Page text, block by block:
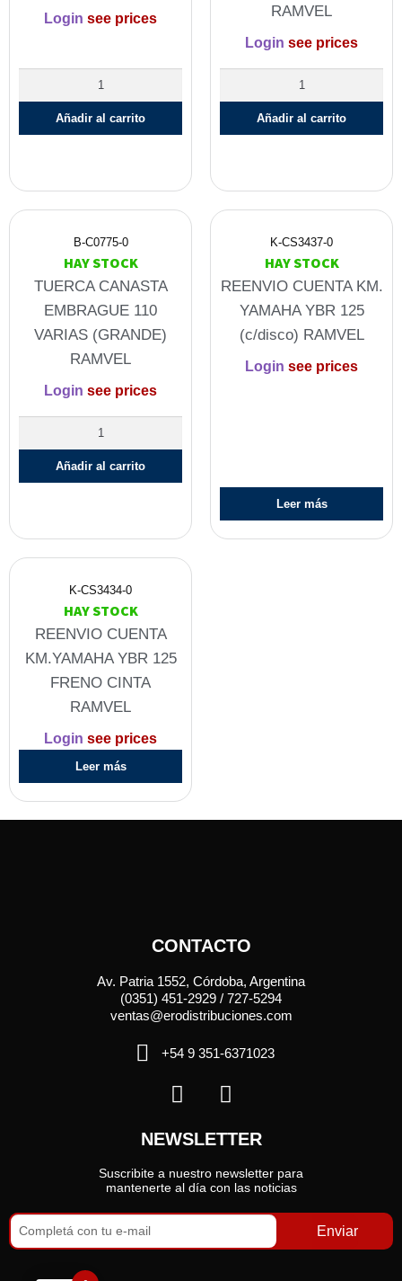
Login see prices
Añadir al carrito
RAMVEL
Login see prices
Añadir al carrito
B-C0775-0
HAY STOCK
TUERCA CANASTA
EMBRAGUE 110
VARIAS (GRANDE)
RAMVEL
Login see prices
Añadir al carrito
K-CS3437-0
HAY STOCK
REENVIO CUENTA KM.
YAMAHA YBR 125
(c/disco) RAMVEL
Login see prices
Leer más
K-CS3434-0
HAY STOCK
REENVIO CUENTA
KM.YAMAHA YBR 125
FRENO CINTA
RAMVEL
Login see prices
Leer más
CONTACTO
Av. Patria 1552, Córdoba, Argentina
(0351) 451-2929 / 727-5294
ventas@erodistribuciones.com
+54 9 351-6371023
NEWSLETTER
Suscribite a nuestro newsletter para
mantenerte al día con las noticias
Enviar